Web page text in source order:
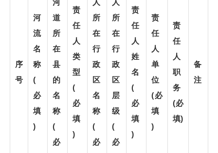
序
号
河
流
名
称
(
必
填
)
河
道
所
在
县
的
名
称
(
必
责
任
人
类
型
(
必
填
)
人
所
在
行
政
区
名
称
(
必
人
所
在
行
政
区
层
级
(
必
责
任
人
姓
名
(
必
填
)
责
任
人
单
位
(必
填
)
责
任
人
职
务
(必
填)
备
注